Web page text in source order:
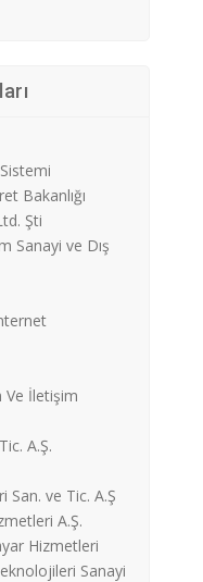
Bakanlığı
Şti
Sanayi ve Dış
Ve İletişim
A.Ş.
ve Tic. A.Ş
A.Ş.
Hizmetleri
Sanayi